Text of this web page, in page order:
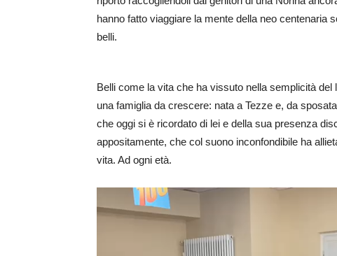
hanno fatto viaggiare la mente della neo centenaria
belli.
Belli come la vita che ha vissuto nella semplicità
una famiglia da crescere: nata a Tezze e, da
che oggi si è ricordato di lei e della sua presenza
appositamente, che col suono inconfondibile ha
vita. Ad ogni età.